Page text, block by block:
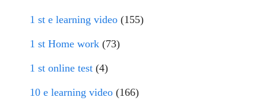
1 st e learning video (155)
1 st Home work (73)
1 st online test (4)
10 e learning video (166)